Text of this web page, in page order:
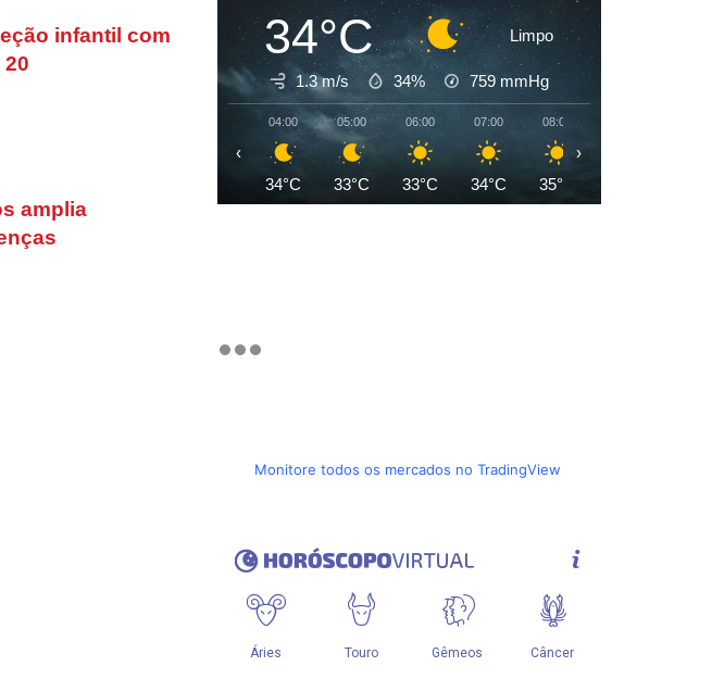
infantil com
amplia
34°C Limpo
1.3 m/s 34% 759 mmHg
04:00
34°C
05:00
33°C
06:00
33°C
07:00
34°C
08:00
35°C
‹ ›
Monitore todos os mercados no TradingView